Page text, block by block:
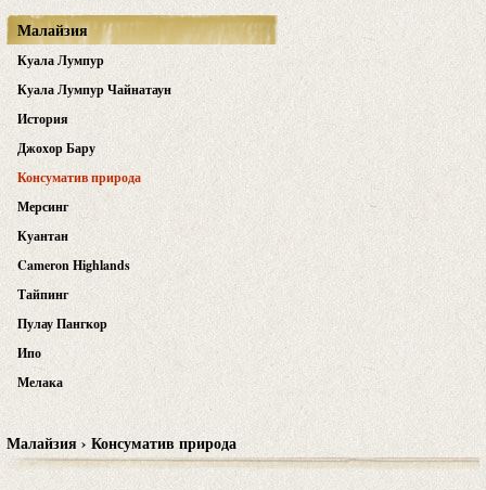
Малайзия
Куала Лумпур
Куала Лумпур Чайнатаун
История
Джохор Бару
Консуматив природа
Мерсинг
Куантан
Cameron Highlands
Тайпинг
Пулау Пангкор
Ипо
Мелака
Малайзия › Консуматив природа